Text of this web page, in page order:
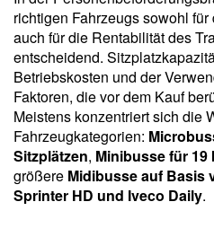
richtigen Fahrzeugs sowohl
auch für die Rentabilität des
entscheidend.
Betriebskosten und der
Faktoren, die vor dem Kauf
Meistens konzentriert sich die
Fahrzeugkategorien:
Sitzplätzen, Minibusse für 19
größere Midibusse auf Basis
Sprinter HD und Iveco Daily.